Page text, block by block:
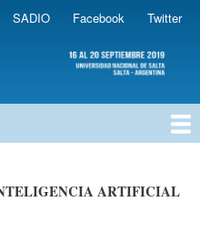
Pasar
SADIO Facebook Twitter
ARTIFICIAL